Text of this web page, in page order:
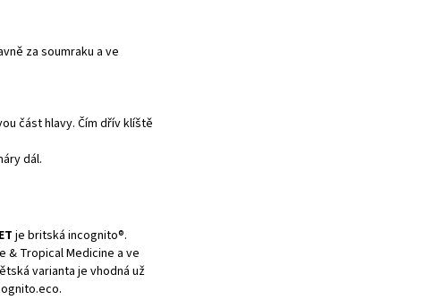
za soumraku a ve
část hlavy. Čím dřív klíště
dál.
je britská incognito®.
& Tropical Medicine a ve
varianta je vhodná už
.